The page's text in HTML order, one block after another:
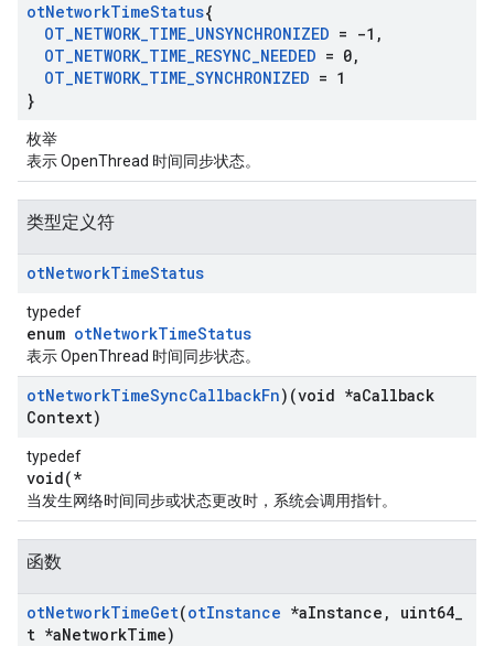
otNetworkTimeStatus{
OT_NETWORK_TIME_UNSYNCHRONIZED = -1 ,
OT_NETWORK_TIME_RESYNC_NEEDED = 0,
OT_NETWORK_TIME_SYNCHRONIZED = 1
}
枚举
表示 OpenThread 时间同步状态。
类型定义符
otNetworkTimeStatus
typedef
enum otNetworkTimeStatus
表示 OpenThread 时间同步状态。
otNetworkTimeSyncCallbackFn)(void *aCallback
Context)
typedef
void(*
当发生网络时间同步或状态更改时，系统会调用指针。
函数
otNetworkTimeGet(otInstance *aInstance , uint64
t *aNetworkTime)